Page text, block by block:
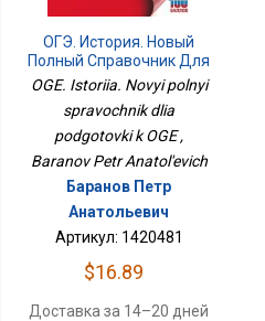
ОГЭ. История. Новый
Полный Справочник Для
Подготовки К ОГЭ
OGE. Istoriia. Novyi polnyi
spravochnik dlia
podgotovki k OGE ,
Baranov Petr Anatol'evich
Баранов Петр
Анатольевич
Артикул: 1420481
$16.89
Доставка за 14–20 дней